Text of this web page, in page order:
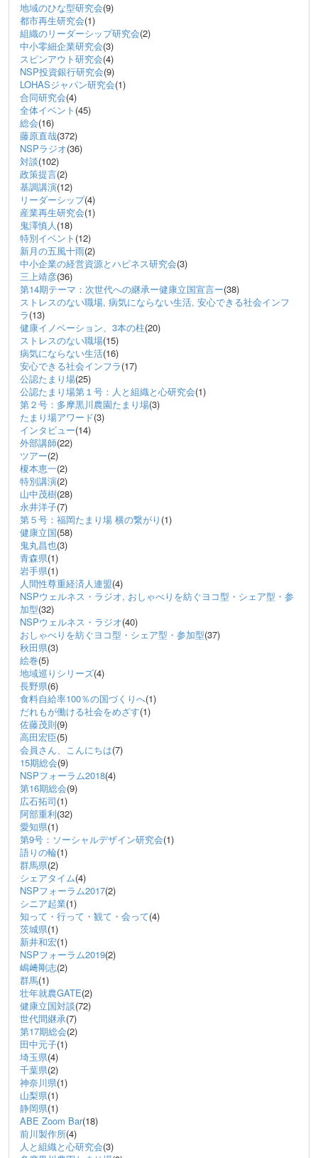
地域のひな型研究会(9)
都市再生研究会(1)
組織のリーダーシップ研究会(2)
中小零細企業研究会(3)
スピンアウト研究会(4)
NSP投資銀行研究会(9)
LOHASジャパン研究会(1)
合同研究会(4)
全体イベント (45)
総会(16)
藤原直哉(372)
NSPラジオ(36)
対談(102)
政策提言(2)
基調講演(12)
リーダーシップ(4)
産業再生研究会(1)
鬼澤慎人(18)
特別イベント (12)
新月の五風十雨(2)
中小企業の経営資源とハピネス研究会(3)
三上靖彦(36)
第14期テーマ：次世代への継承ー健康立国宣言ー(38)
ストレスのない職場, 病気にならない生活, 安心できる社会インフ
ラ(13)
健康イノベーション、3本の柱(20)
ストレスのない職場(15)
病気にならない生活(16)
安心できる社会インフラ(17)
公認たまり場(25)
公認たまり場第１号：人と組織と心研究会(1)
第２号：多摩黒川農園たまり場(3)
たまり場アワード(3)
インタビュー(14)
外部講師(22)
ツアー(2)
榎本恵一(2)
特別講演(2)
山中茂樹(28)
永井洋子(7)
第５号：福岡たまり場 横の繋がり (1)
健康立国(58)
鬼丸昌也(3)
青森県(1)
岩手県(1)
人間性尊重経済人連盟(4)
NSPウェルネス・ラジオ, おしゃべりを紡ぐヨコ型・シェア型・参
加型(32)
NSPウェルネス・ラジオ(40)
おしゃべりを紡ぐヨコ型・シェア型・参加型(37)
秋田県(3)
絵巻(5)
地域巡りシリーズ(4)
長野県(6)
食料自給率100％の国づくりへ(1)
だれもが働ける社会をめざす(1)
佐藤茂則(9)
高田宏臣(5)
会員さん、こんにちは(7)
15期総会(9)
NSPフォーラム2018(4)
第16期総会(9)
広石拓司(1)
阿部重利(32)
愛知県(1)
第9号：ソーシャルデザイン研究会(1)
語りの輪(1)
群馬県(2)
シェアタイム(4)
NSPフォーラム2017(2)
シニア起業(1)
知って・行って・観て・会って(4)
茨城県(1)
新井和宏(1)
NSPフォーラム2019(2)
嶋﨑剛志(2)
群馬(1)
壮年就農GATE(2)
健康立国対談(72)
世代間継承(7)
第17期総会(2)
田中元子(1)
埼玉県(4)
千葉県(2)
神奈川県(1)
山梨県(1)
静岡県(1)
ABE Zoom Bar(18)
前川製作所(4)
人と組織と心研究会(3)